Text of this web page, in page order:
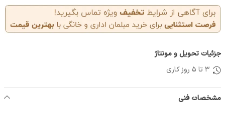
جزئیات تحویل و مونتاژ
3 تا 5 روز کاری
مشخصات فنی